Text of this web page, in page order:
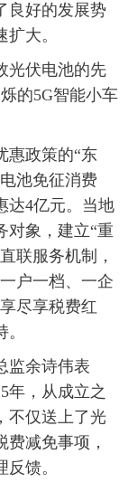
良好的发展势
大。
伏电池的先
的5G智能小车
政策的“东
池免征消费
达4亿元。当地
对象，建立“重
联服务机制，
户一档、一企
尽享税费红
余诗伟表
年，从成立之
不仅送上了光
减免事项，
馈。